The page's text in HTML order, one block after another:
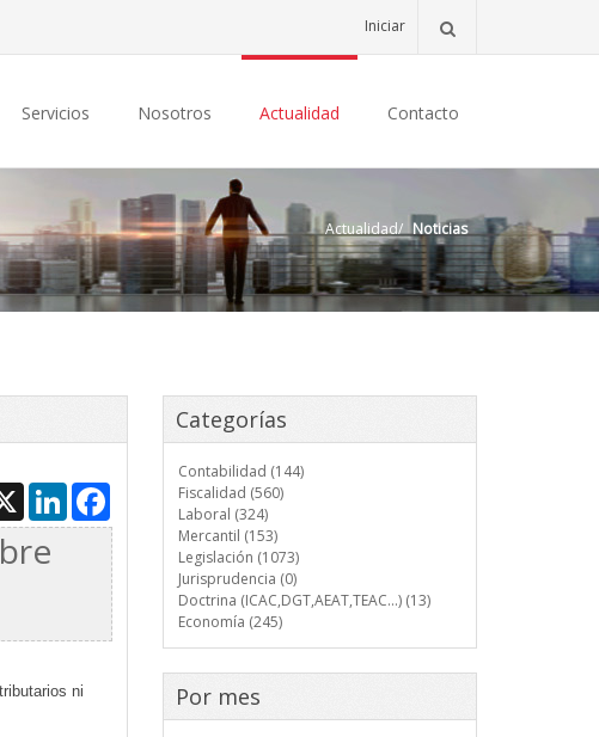
Iniciar
Servicios Nosotros Actualidad Contacto
Actualidad/ Noticias
X
LinkedInFacebook
ni
Categorías
Contabilidad (144)
Fiscalidad (560)
Laboral (324)
Mercantil (153)
Legislación (1073)
Jurisprudencia (0)
Doctrina (ICAC,DGT,AEAT,TEAC...) (13)
Economía (245)
Por mes